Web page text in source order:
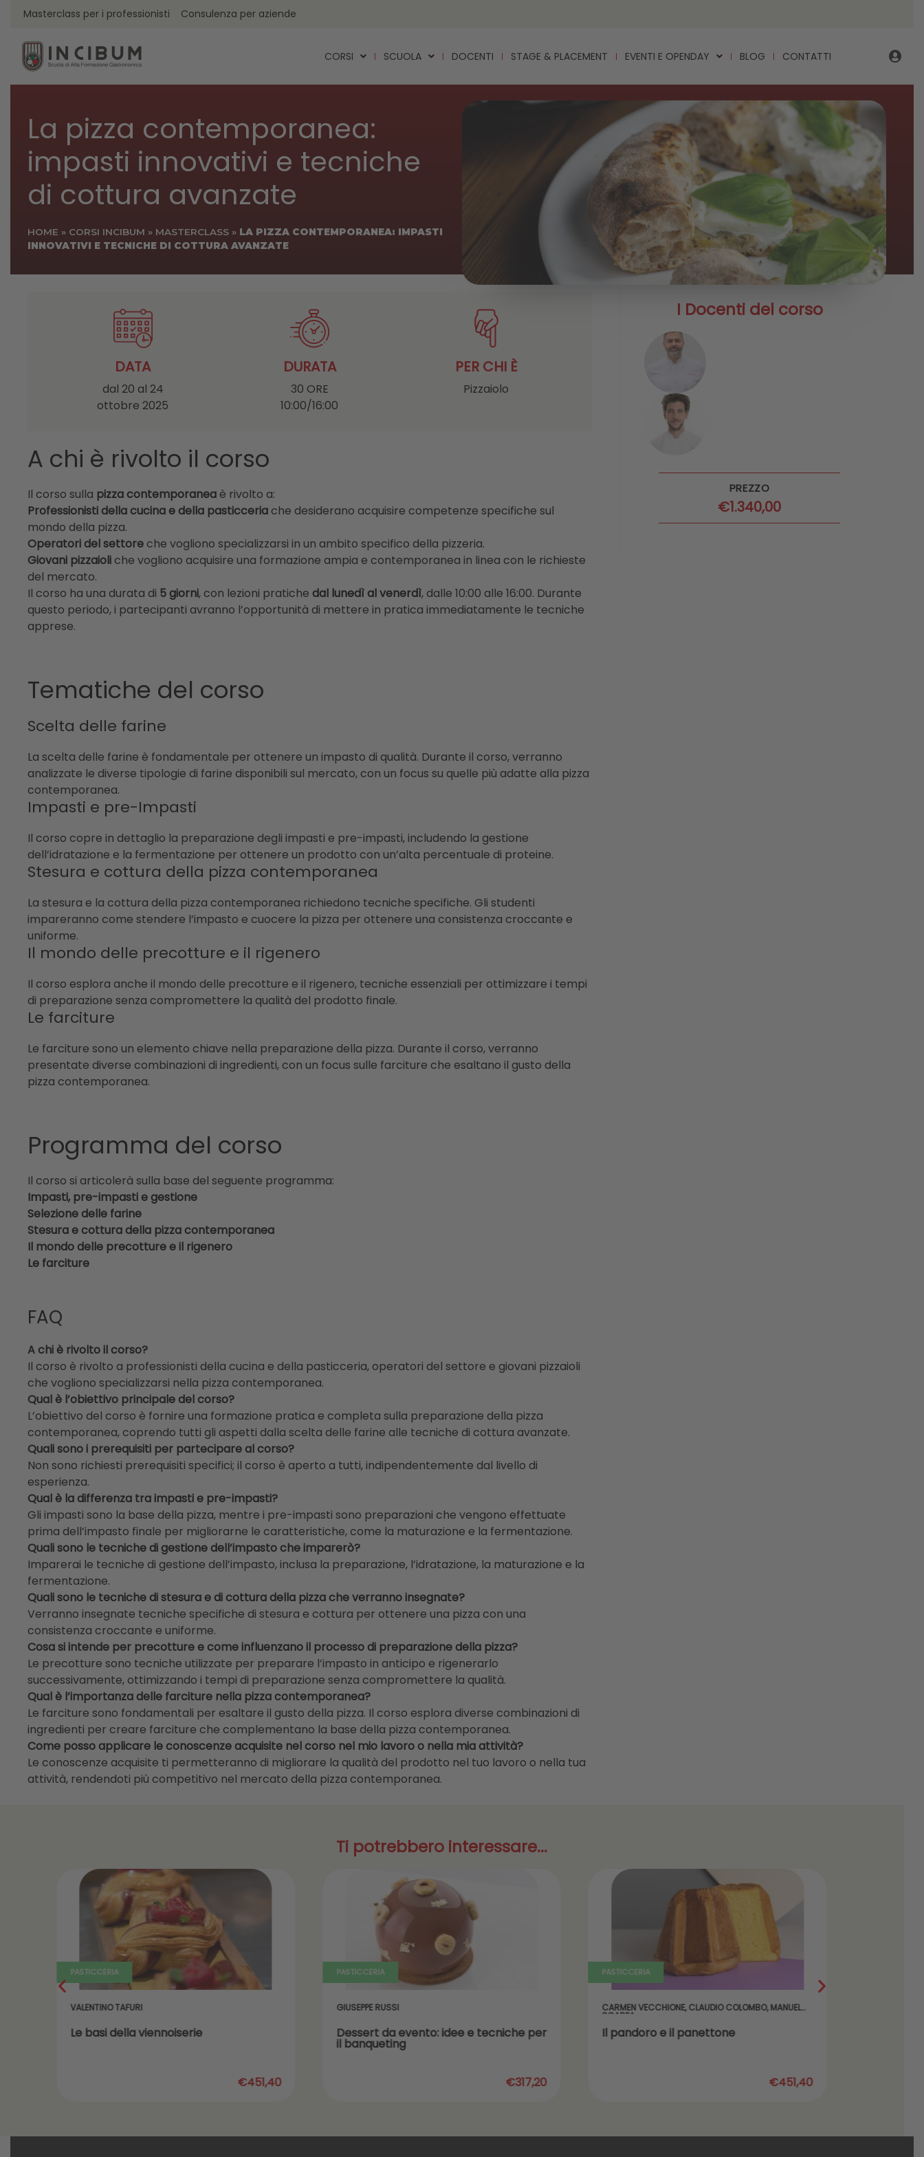
Masterclass per i professionisti Consulenza per aziende
CORSI SCUOLA DOCENTI STAGE & PLACEMENT EVENTI E OPENDAY BLOG CONTATTI
La pizza contemporanea:
impasti innovativi e tecniche
di cottura avanzate
HOME » CORSI INCIBUM » MASTERCLASS » LA PIZZA CONTEMPORANEA: IMPASTI
INNOVATIVI E TECNICHE DI COTTURA AVANZATE
DATA
dal 20 al 24
ottobre 2025
DURATA
30 ORE
10:00/16:00
PER CHI È
Pizzaiolo
A chi è rivolto il corso
Il corso sulla pizza contemporanea è rivolto a:
Professionisti della cucina e della pasticceria che desiderano acquisire competenze specifiche sul
mondo della pizza.
Operatori del settore che vogliono specializzarsi in un ambito specifico della pizzeria.
Giovani pizzaioli che vogliono acquisire una formazione ampia e contemporanea in linea con le richieste
del mercato.
Il corso ha una durata di 5 giorni, con lezioni pratiche dal lunedì al venerdì, dalle 10:00 alle 16:00. Durante
questo periodo, i partecipanti avranno l’opportunità di mettere in pratica immediatamente le tecniche
apprese.
Tematiche del corso
Scelta delle farine
La scelta delle farine è fondamentale per ottenere un impasto di qualità. Durante il corso, verranno
analizzate le diverse tipologie di farine disponibili sul mercato, con un focus su quelle più adatte alla pizza
contemporanea.
Impasti e pre-Impasti
Il corso copre in dettaglio la preparazione degli impasti e pre-impasti, includendo la gestione
dell’idratazione e la fermentazione per ottenere un prodotto con un’alta percentuale di proteine.
Stesura e cottura della pizza contemporanea
La stesura e la cottura della pizza contemporanea richiedono tecniche specifiche. Gli studenti
impareranno come stendere l’impasto e cuocere la pizza per ottenere una consistenza croccante e
uniforme.
Il mondo delle precotture e il rigenero
Il corso esplora anche il mondo delle precotture e il rigenero, tecniche essenziali per ottimizzare i tempi
di preparazione senza compromettere la qualità del prodotto finale.
Le farciture
Le farciture sono un elemento chiave nella preparazione della pizza. Durante il corso, verranno
presentate diverse combinazioni di ingredienti, con un focus sulle farciture che esaltano il gusto della
pizza contemporanea.
Programma del corso
Il corso si articolerà sulla base del seguente programma:
Impasti, pre-impasti e gestione
Selezione delle farine
Stesura e cottura della pizza contemporanea
Il mondo delle precotture e il rigenero
Le farciture
FAQ
A chi è rivolto il corso?
Il corso è rivolto a professionisti della cucina e della pasticceria, operatori del settore e giovani pizzaioli
che vogliono specializzarsi nella pizza contemporanea.
Qual è l’obiettivo principale del corso?
L’obiettivo del corso è fornire una formazione pratica e completa sulla preparazione della pizza
contemporanea, coprendo tutti gli aspetti dalla scelta delle farine alle tecniche di cottura avanzate.
Quali sono i prerequisiti per partecipare al corso?
Non sono richiesti prerequisiti specifici; il corso è aperto a tutti, indipendentemente dal livello di
esperienza.
Qual è la differenza tra impasti e pre-impasti?
Gli impasti sono la base della pizza, mentre i pre-impasti sono preparazioni che vengono effettuate
prima dell’impasto finale per migliorarne le caratteristiche, come la maturazione e la fermentazione.
Quali sono le tecniche di gestione dell’impasto che imparerò?
Imparerai le tecniche di gestione dell’impasto, inclusa la preparazione, l’idratazione, la maturazione e la
fermentazione.
Quali sono le tecniche di stesura e di cottura della pizza che verranno insegnate?
Verranno insegnate tecniche specifiche di stesura e cottura per ottenere una pizza con una
consistenza croccante e uniforme.
Cosa si intende per precotture e come influenzano il processo di preparazione della pizza?
Le precotture sono tecniche utilizzate per preparare l’impasto in anticipo e rigenerarlo
successivamente, ottimizzando i tempi di preparazione senza compromettere la qualità.
Qual è l’importanza delle farciture nella pizza contemporanea?
Le farciture sono fondamentali per esaltare il gusto della pizza. Il corso esplora diverse combinazioni di
ingredienti per creare farciture che complementano la base della pizza contemporanea.
Come posso applicare le conoscenze acquisite nel corso nel mio lavoro o nella mia attività?
Le conoscenze acquisite ti permetteranno di migliorare la qualità del prodotto nel tuo lavoro o nella tua
attività, rendendoti più competitivo nel mercato della pizza contemporanea.
I Docenti del corso
PREZZO
€1.340,00
Ti potrebbero interessare...
PASTICCERIA
VALENTINO TAFURI
Le basi della viennoiserie
€451,40
PASTICCERIA
GIUSEPPE RUSSI
Dessert da evento: idee e tecniche per
il banqueting
€317,20
PASTICCERIA
CARMEN VECCHIONE,CLAUDIO COLOMBO,MANUEL
SCARPA
Il pandoro e il panettone
€451,40